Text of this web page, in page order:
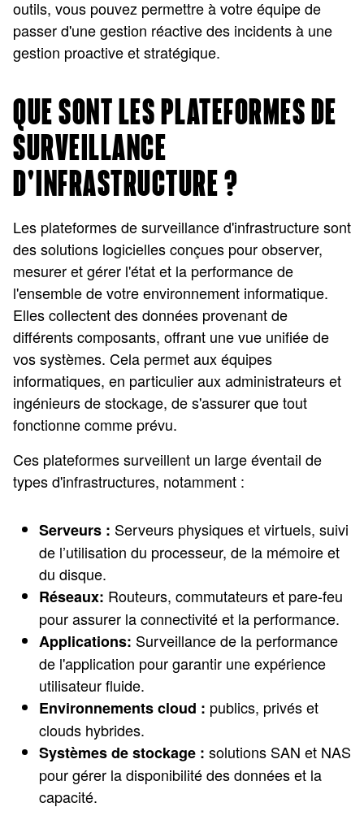
outils, vous pouvez permettre à votre équipe de
passer d'une gestion réactive des incidents à une
gestion proactive et stratégique.
QUE SONT LES PLATEFORMES DE
SURVEILLANCE
D'INFRASTRUCTURE ?
Les plateformes de surveillance d'infrastructure sont
des solutions logicielles conçues pour observer,
mesurer et gérer l'état et la performance de
l'ensemble de votre environnement informatique.
Elles collectent des données provenant de
différents composants, offrant une vue unifiée de
vos systèmes. Cela permet aux équipes
informatiques, en particulier aux administrateurs et
ingénieurs de stockage, de s'assurer que tout
fonctionne comme prévu.
Ces plateformes surveillent un large éventail de
types d'infrastructures, notamment :
Serveurs : Serveurs physiques et virtuels, suivi
de l’utilisation du processeur, de la mémoire et
du disque.
Réseaux: Routeurs, commutateurs et pare-feu
pour assurer la connectivité et la performance.
Applications: Surveillance de la performance
de l'application pour garantir une expérience
utilisateur fluide.
Environnements cloud : publics, privés et
clouds hybrides.
Systèmes de stockage : solutions SAN et NAS
pour gérer la disponibilité des données et la
capacité.